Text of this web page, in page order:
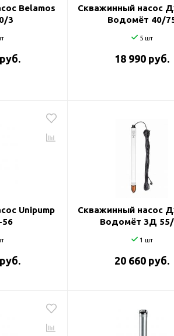
Belamos
3
Скважинный насос
Водомёт 40/
5 шт
18 990 руб.
Unipump
56
Скважинный насос
Водомёт 3Д
1 шт
20 660 руб.